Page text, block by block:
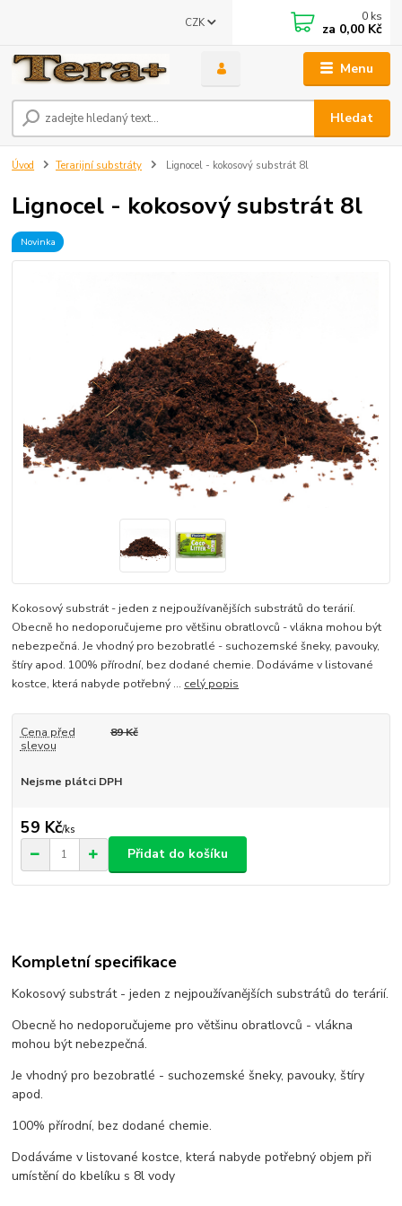
Menu
CZK
Hledat
0 ks
za 0,00 Kč
Úvod Terarijní substráty Lignocel - kokosový substrát 8l
Lignocel - kokosový substrát 8l
Novinka
Kokosový substrát - jeden z nejpoužívanějších substrátů do terárií.
Obecně ho nedoporučujeme pro většinu obratlovců - vlákna mohou být
nebezpečná. Je vhodný pro bezobratlé - suchozemské šneky, pavouky,
štíry apod. 100% přírodní, bez dodané chemie. Dodáváme v listované
kostce, která nabyde potřebný ... celý popis
Cena před
slevou
89 Kč
Nejsme plátci DPH
59 Kč/ks
Přidat do košíku
Kompletní specifikace
Kokosový substrát - jeden z nejpoužívanějších substrátů do terárií.
Obecně ho nedoporučujeme pro většinu obratlovců - vlákna
mohou být nebezpečná.
Je vhodný pro bezobratlé - suchozemské šneky, pavouky, štíry
apod.
100% přírodní, bez dodané chemie.
Dodáváme v listované kostce, která nabyde potřebný objem při
umístění do kbelíku s 8l vody